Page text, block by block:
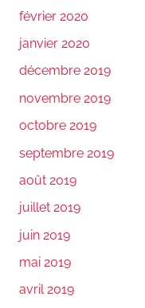
février 2020
janvier 2020
décembre 2019
novembre 2019
octobre 2019
septembre 2019
août 2019
juillet 2019
juin 2019
mai 2019
avril 2019